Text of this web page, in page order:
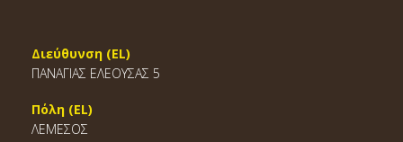
Διεύθυνση (EL)
ΠΑΝΑΓΙΑΣ ΕΛΕΟΥΣΑΣ 5
Πόλη (EL)
ΛΕΜΕΣΟΣ